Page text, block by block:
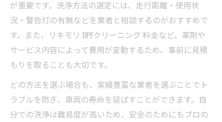
が重要です。洗浄方法の選定には、走行距離・使用状
況・警告灯の有無などを業者と相談するのがおすすめで
す。また、リキモリ DPFクリーニング 料金など、薬剤や
サービス内容によって費用が変動するため、事前に見積
もりを取ることも大切です。
どの方法を選ぶ場合も、実績豊富な業者を選ぶことでト
ラブルを防ぎ、車両の寿命を延ばすことができます。自
分での洗浄は難易度が高いため、安全のためにもプロの